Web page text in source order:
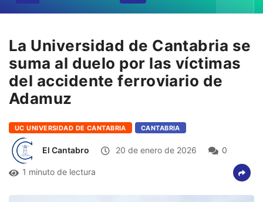
La Universidad de Cantabria se
suma al duelo por las víctimas
del accidente ferroviario de
Adamuz
UC UNIVERSIDAD DE CANTABRIA CANTABRIA
El Cantabro 20 de enero de 2026 0
1 minuto de lectura